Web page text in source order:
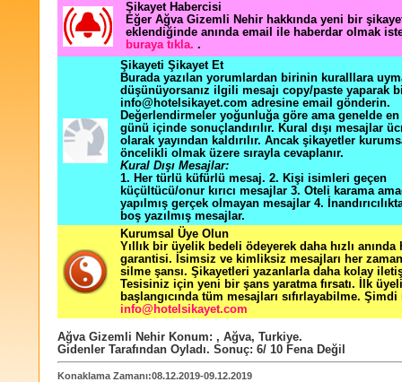
Şikayet Habercisi
Eğer Ağva Gizemli Nehir hakkında yeni bir
eklendiğinde anında email ile haberdar olmak
buraya tıkla. .
Şikayeti Şikayet Et
Burada yazılan yorumlardan birinin kuralllara
düşünüyorsanız ilgili mesajı copy/paste yaparak
info@hotelsikayet.com adresine email gönderin.
Değerlendirmeler yoğunluğa göre ama genelde
günü içinde sonuçlandırılır. Kural dışı mesajlar
olarak yayından kaldırılır. Ancak şikayetler
öncelikli olmak üzere sırayla cevaplanır.
Kural Dışı Mesajlar:
1. Her türlü küfürlü mesaj. 2. Kişi isimleri geçen
küçültücü/onur kırıcı mesajlar 3. Oteli karama
yapılmış gerçek olmayan mesajlar 4.
boş yazılmış mesajlar.
Kurumsal Üye Olun
Yıllık bir üyelik bedeli ödeyerek daha hızlı
garantisi. İsimsiz ve kimliksiz mesajları her zaman
silme şansı. Şikayetleri yazanlarla daha kolay
Tesisiniz için yeni bir şans yaratma fırsatı. İlk
başlangıcında tüm mesajları sıfırlayabilme. Şimdi
info@hotelsikayet.com
Ağva Gizemli Nehir Konum: , Ağva, Turkiye.
Gidenler Tarafından Oyladı. Sonuç: 6/ 10 Fena Değil
Konaklama Zamanı:08.12.2019-09.12.2019